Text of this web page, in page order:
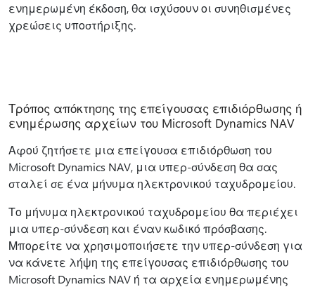
ενημερωμένη έκδοση, θα ισχύσουν οι συνηθισμένες
χρεώσεις υποστήριξης.
Τρόπος απόκτησης της επείγουσας επιδιόρθωσης ή
ενημέρωσης αρχείων του Microsoft Dynamics NAV
Αφού ζητήσετε μια επείγουσα επιδιόρθωση του
Microsoft Dynamics NAV, μια υπερ-σύνδεση θα σας
σταλεί σε ένα μήνυμα ηλεκτρονικού ταχυδρομείου.
Το μήνυμα ηλεκτρονικού ταχυδρομείου θα περιέχει
μια υπερ-σύνδεση και έναν κωδικό πρόσβασης.
Μπορείτε να χρησιμοποιήσετε την υπερ-σύνδεση για
να κάνετε λήψη της επείγουσας επιδιόρθωσης του
Microsoft Dynamics NAV ή τα αρχεία ενημερωμένης